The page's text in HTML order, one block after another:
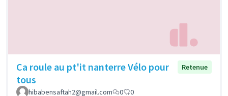
Ca roule au pt'it nanterre Vélo pour
tous
Retenue
hibabensaftah2@gmail.com 0 0